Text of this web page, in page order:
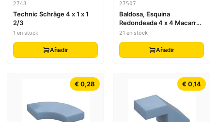
2743
Technic Schräge 4 x 1 x 1
2/3
1 en stock
Añadir
27507
Baldosa, Esquina
Redondeada 4 x 4 Macarrón
Ancho
21 en stock
Añadir
€ 0,28 € 0,14